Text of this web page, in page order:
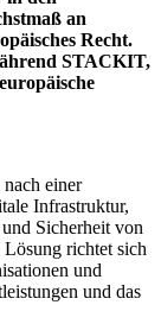
an
Recht.
STACKIT,
einer
Infrastruktur,
Sicherheit von
Lösung richtet sich
und
und das